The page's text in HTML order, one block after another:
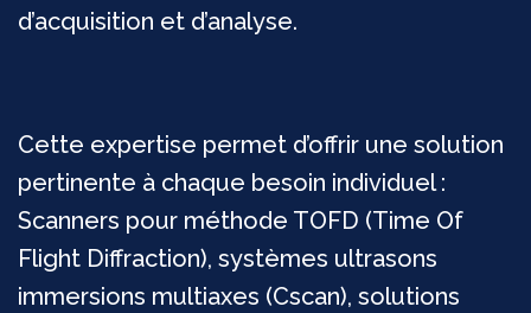
d’acquisition et d’analyse.
Cette expertise permet d’offrir une solution
pertinente à chaque besoin individuel :
Scanners pour méthode TOFD (Time Of
Flight Diffraction), systèmes ultrasons
immersions multiaxes (Cscan), solutions